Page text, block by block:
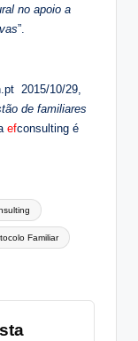
no apoio a
”.
2015/10/29,
de familiares
efconsulting é
Familiar